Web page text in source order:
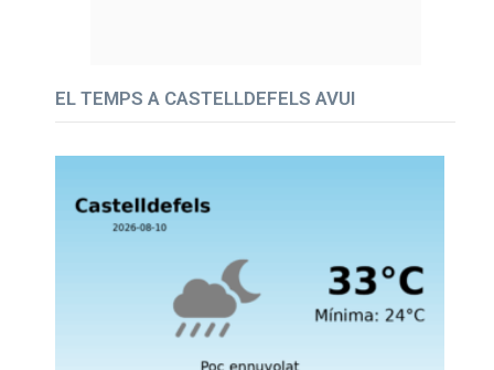
EL TEMPS A CASTELLDEFELS AVUI